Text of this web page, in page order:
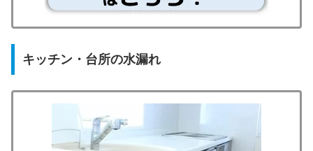
キッチン・台所の水漏れ